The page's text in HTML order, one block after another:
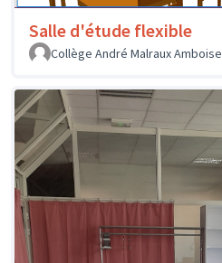
Salle d'étude flexible
Collège André Malraux Amboise